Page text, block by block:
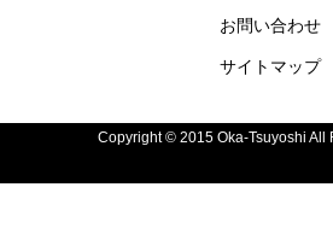
お問い合わせ
サイトマップ
Copyright © 2015 Oka-Tsuyoshi All